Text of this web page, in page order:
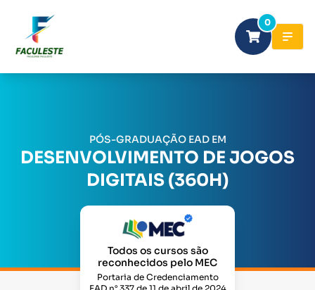
0
PÓS-GRADUAÇÃO EAD EM
DESENVOLVIMENTO DE JOGOS
DIGITAIS (360H)
Todos os cursos são
reconhecidos pelo MEC
Portaria de Credenciamento